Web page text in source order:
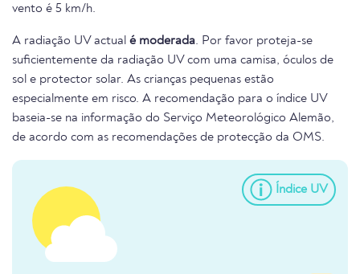
vento é 5 km/h.
A radiação UV actual é moderada. Por favor proteja-se
suficientemente da radiação UV com uma camisa, óculos de
sol e protector solar. As crianças pequenas estão
especialmente em risco. A recomendação para o índice UV
baseia-se na informação do Serviço Meteorológico Alemão,
de acordo com as recomendações de protecção da OMS.
Índice UV